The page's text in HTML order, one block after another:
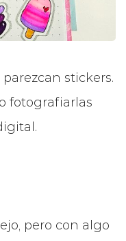
stickers.
fotografiarlas
pero con algo